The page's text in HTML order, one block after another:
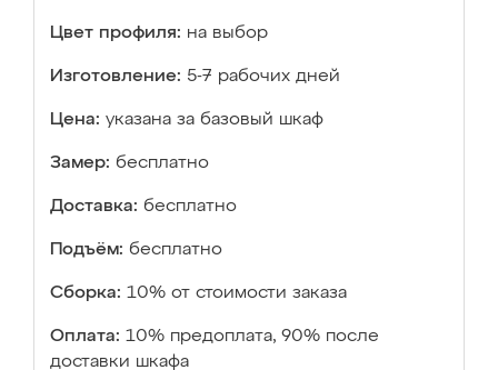
Цвет профиля: на выбор
Изготовление: 5-7 рабочих дней
Цена: указана за базовый шкаф
Замер: бесплатно
Доставка: бесплатно
Подъём: бесплатно
Сборка: 10% от стоимости заказа
Оплата: 10% предоплата, 90% после
доставки шкафа